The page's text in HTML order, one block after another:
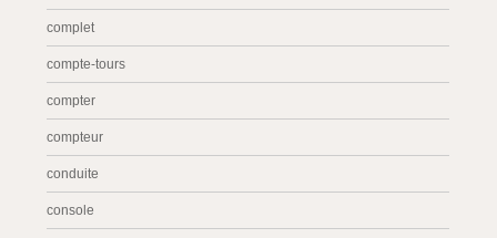
complet
compte-tours
compter
compteur
conduite
console